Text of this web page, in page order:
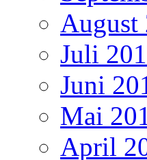
August
Juli
Juni
Mai
April